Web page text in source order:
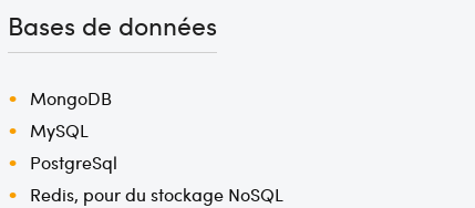
Bases de données
MongoDB
MySQL
PostgreSql
Redis, pour du stockage NoSQL